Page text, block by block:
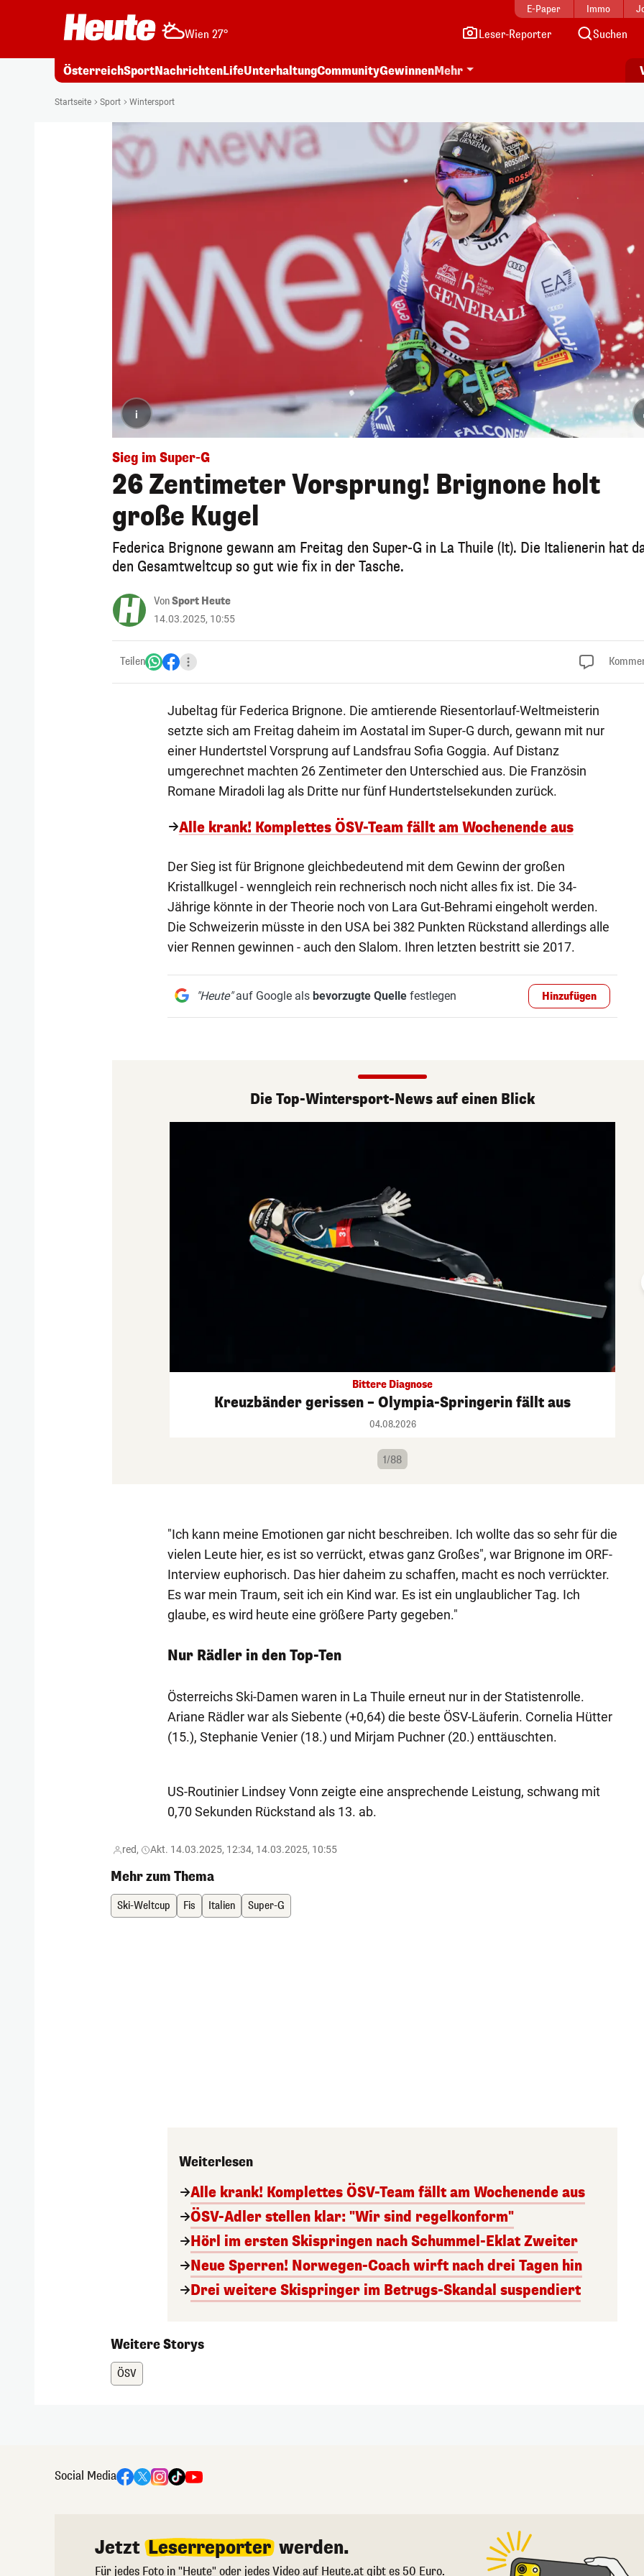
E-Paper Immo
Wien 27° Leser-Reporter Suchen
ÖsterreichSportNachrichtenLifeUnterhaltungCommunityGewinnenMehr
Startseite Sport Wintersport
i
Sieg im Super-G
26 Zentimeter Vorsprung! Brignone holt
große Kugel
Federica Brignone gewann am Freitag den Super-G in La Thuile (It). Die Italienerin hat
den Gesamtweltcup so gut wie fix in der Tasche.
VonSport Heute
14.03.2025, 10:55
Teilen
Jubeltag für Federica Brignone. Die amtierende Riesentorlauf-Weltmeisterin
setzte sich am Freitag daheim im Aostatal im Super-G durch, gewann mit nur
einer Hundertstel Vorsprung auf Landsfrau Sofia Goggia. Auf Distanz
umgerechnet machten 26 Zentimeter den Unterschied aus. Die Französin
Romane Miradoli lag als Dritte nur fünf Hundertstelsekunden zurück.
Alle krank! Komplettes ÖSV-Team fällt am Wochenende aus
Der Sieg ist für Brignone gleichbedeutend mit dem Gewinn der großen
Kristallkugel - wenngleich rein rechnerisch noch nicht alles fix ist. Die 34-
Jährige könnte in der Theorie noch von Lara Gut-Behrami eingeholt werden.
Die Schweizerin müsste in den USA bei 382 Punkten Rückstand allerdings alle
vier Rennen gewinnen - auch den Slalom. Ihren letzten bestritt sie 2017.
"Heute"auf Google als bevorzugte Quellefestlegen Hinzufügen
Die Top-Wintersport-News auf einen Blick
Bittere Diagnose
Kreuzbänder gerissen – Olympia-Springerin fällt aus
04.08.2026
1/88
"Ich kann meine Emotionen gar nicht beschreiben. Ich wollte das so sehr für die
vielen Leute hier, es ist so verrückt, etwas ganz Großes", war Brignone im ORF-
Interview euphorisch. Das hier daheim zu schaffen, macht es noch verrückter.
Es war mein Traum, seit ich ein Kind war. Es ist ein unglaublicher Tag. Ich
glaube, es wird heute eine größere Party gegeben."
Nur Rädler in den Top-Ten
Österreichs Ski-Damen waren in La Thuile erneut nur in der Statistenrolle.
Ariane Rädler war als Siebente (+0,64) die beste ÖSV-Läuferin. Cornelia Hütter
(15.), Stephanie Venier (18.) und Mirjam Puchner (20.) enttäuschten.
US-Routinier Lindsey Vonn zeigte eine ansprechende Leistung, schwang mit
0,70 Sekunden Rückstand als 13. ab.
red, Akt. 14.03.2025, 12:34, 14.03.2025, 10:55
Mehr zum Thema
Ski-Weltcup Fis Italien Super-G
Weiterlesen
Alle krank! Komplettes ÖSV-Team fällt am Wochenende aus
ÖSV-Adler stellen klar: "Wir sind regelkonform"
Hörl im ersten Skispringen nach Schummel-Eklat Zweiter
Neue Sperren! Norwegen-Coach wirft nach drei Tagen hin
Drei weitere Skispringer im Betrugs-Skandal suspendiert
Weitere Storys
ÖSV
Social Media
Jetzt Leserreporter werden.
Für jedes Foto in "Heute" oder jedes Video auf Heute.at gibt es 50 Euro.